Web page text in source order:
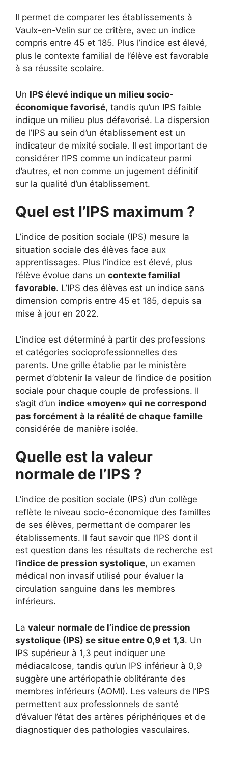
Il permet de comparer les établissements à
Vaulx-en-Velin sur ce critère, avec un indice
compris entre 45 et 185. Plus l’indice est élevé,
plus le contexte familial de l’élève est favorable
à sa réussite scolaire.
Un IPS élevé indique un milieu socio-
économique favorisé, tandis qu’un IPS faible
indique un milieu plus défavorisé. La dispersion
de l’IPS au sein d’un établissement est un
indicateur de mixité sociale. Il est important de
considérer l’IPS comme un indicateur parmi
d’autres, et non comme un jugement définitif
sur la qualité d’un établissement.
Quel est l’IPS maximum ?
L’indice de position sociale (IPS) mesure la
situation sociale des élèves face aux
apprentissages. Plus l’indice est élevé, plus
l’élève évolue dans un contexte familial
favorable. L’IPS des élèves est un indice sans
dimension compris entre 45 et 185, depuis sa
mise à jour en 2022.
L’indice est déterminé à partir des professions
et catégories socioprofessionnelles des
parents. Une grille établie par le ministère
permet d’obtenir la valeur de l’indice de position
sociale pour chaque couple de professions. Il
s’agit d’un indice «moyen» qui ne correspond
pas forcément à la réalité de chaque famille
considérée de manière isolée.
Quelle est la valeur
normale de l’IPS ?
L’indice de position sociale (IPS) d’un collège
reflète le niveau socio-économique des familles
de ses élèves, permettant de comparer les
établissements. Il faut savoir que l’IPS dont il
est question dans les résultats de recherche est
l’indice de pression systolique, un examen
médical non invasif utilisé pour évaluer la
circulation sanguine dans les membres
inférieurs.
La valeur normale de l’indice de pression
systolique (IPS) se situe entre 0,9 et 1,3. Un
IPS supérieur à 1,3 peut indiquer une
médiacalcose, tandis qu’un IPS inférieur à 0,9
suggère une artériopathie oblitérante des
membres inférieurs (AOMI). Les valeurs de l’IPS
permettent aux professionnels de santé
d’évaluer l’état des artères périphériques et de
diagnostiquer des pathologies vasculaires.